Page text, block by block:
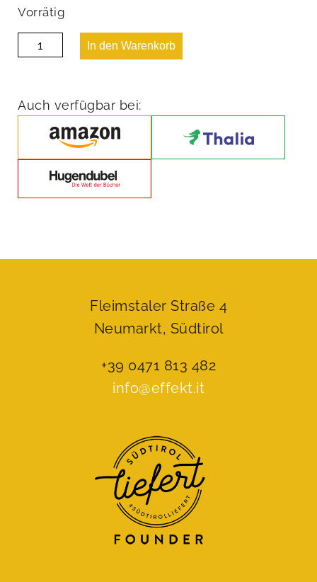
Vorrätig
Kunst
Menge
In den Warenkorb
Auch verfügbar bei:
Fleimstaler Straße 4
Neumarkt, Südtirol
+39 0471 813 482
info@effekt.it